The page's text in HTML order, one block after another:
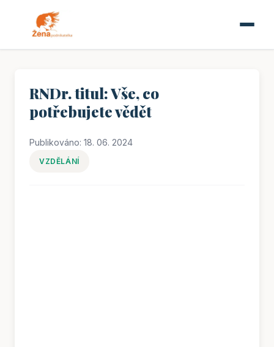
RNDr. titul: Vše, co
potřebujete vědět
Publikováno: 18. 06. 2024
VZDĚLÁNÍ